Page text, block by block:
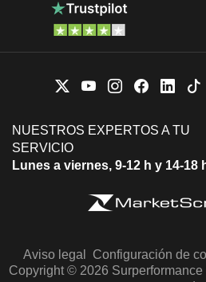
NUESTROS EXPERTOS A TU
SERVICIO
Lunes a viernes, 9-12 h y 14-18
Aviso legal Configuración de
Copyright © 2026